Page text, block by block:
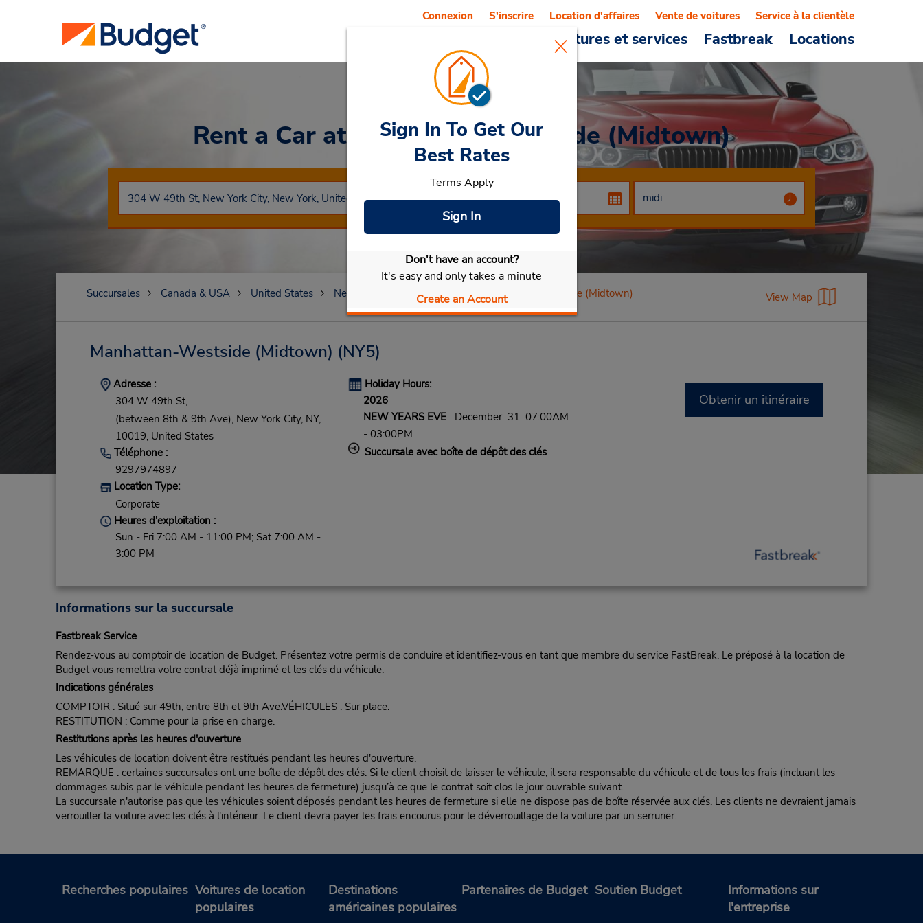
Voitures et services Fastbreak Locations
Connexion S'inscrire Location d'affaires Vente de voitures Service à la clientèle
Rent a Car at Manhattan-Westside (Midtown)
Sélectionner ma voiture
Sign In To Get Our
Best Rates
Terms Apply
Sign In
Don't have an account?
It's easy and only takes a minute
Create an Account
Succursales Canada & USA United States New York New York City Manhattan-Westside (Midtown) View Map
Manhattan-Westside (Midtown) (NY5)
Adresse :
304 W 49th St,
(between 8th & 9th Ave), New York City, NY,
10019, United States
Téléphone :
9297974897
Location Type:
Corporate
Heures d'exploitation :
Sun - Fri 7:00 AM - 11:00 PM; Sat 7:00 AM -
3:00 PM
Holiday Hours:
2026
NEW YEARS EVEDecember 31 07:00AM
- 03:00PM
Succursale avec boîte de dépôt des clés
Obtenir un itinéraire
Informations sur la succursale
Fastbreak Service
Rendez-vous au comptoir de location de Budget. Présentez votre permis de conduire et identifiez-vous en tant que membre du service FastBreak. Le préposé à la location de
Budget vous remettra votre contrat déjà imprimé et les clés du véhicule.
Indications générales
COMPTOIR : Situé sur 49th, entre 8th et 9th Ave.VÉHICULES : Sur place.
RESTITUTION : Comme pour la prise en charge.
Restitutions après les heures d'ouverture
Les véhicules de location doivent être restitués pendant les heures d'ouverture.
REMARQUE : certaines succursales ont une boîte de dépôt des clés. Si le client choisit de laisser le véhicule, il sera responsable du véhicule et de tous les frais (incluant les
dommages subis par le véhicule pendant les heures de fermeture) jusqu’à ce que le contrat soit clos le jour ouvrable suivant.
La succursale n'autorise pas que les véhicules soient déposés pendant les heures de fermeture si elle ne dispose pas de boîte réservée aux clés. Les clients ne devraient jamais
verrouiller la voiture avec les clés à l'intérieur. Le client devra payer les frais encourus pour le déverrouillage de la voiture par un serrurier.
Recherches populaires Voitures de location
populaires
Destinations
américaines populaires
Partenaires de Budget Soutien Budget
Informations sur
l'entreprise